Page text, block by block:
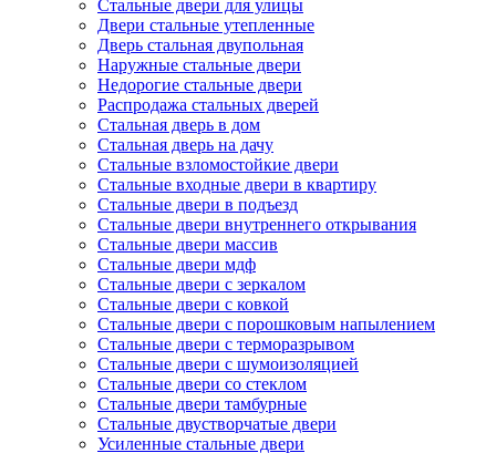
Стальные двери для улицы
Двери стальные утепленные
Дверь стальная двупольная
Наружные стальные двери
Недорогие стальные двери
Распродажа стальных дверей
Стальная дверь в дом
Стальная дверь на дачу
Стальные взломостойкие двери
Стальные входные двери в квартиру
Стальные двери в подъезд
Стальные двери внутреннего открывания
Стальные двери массив
Стальные двери мдф
Стальные двери с зеркалом
Стальные двери с ковкой
Стальные двери с порошковым напылением
Стальные двери с терморазрывом
Стальные двери с шумоизоляцией
Стальные двери со стеклом
Стальные двери тамбурные
Стальные двустворчатые двери
Усиленные стальные двери